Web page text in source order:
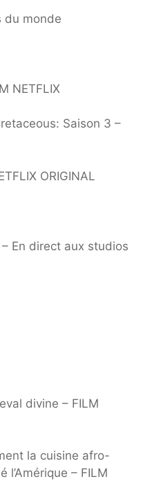
du monde
NETFLIX
Saison 3 –
ORIGINAL
En direct aux studios
divine – FILM
la cuisine afro-
l’Amérique – FILM